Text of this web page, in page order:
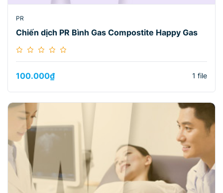
PR
Chiến dịch PR Bình Gas Compostite Happy Gas
100.000₫ 1 file